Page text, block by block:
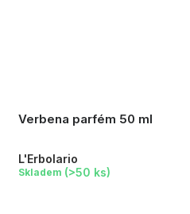
Verbena parfém 50 ml
L'Erbolario
Skladem (>50 ks)